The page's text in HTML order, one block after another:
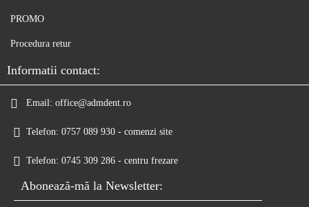
PROMO
Procedura retur
Informatii contact:
Email: office@admdent.ro
Telefon: 0757 089 930 - comenzi site
Telefon: 0745 309 286 - centru frezare
Abonează-mă la Newsletter: